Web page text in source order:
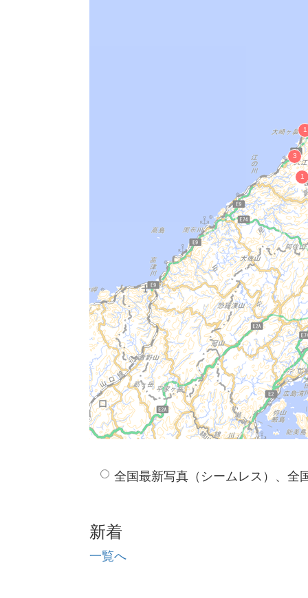
全国最新写真（シームレス）、全
新着
一覧へ